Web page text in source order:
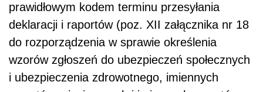
prawidłowym kodem terminu przesyłania
deklaracji i raportów (poz. XII załącznika nr 18
do rozporządzenia w sprawie określenia
wzorów zgłoszeń do ubezpieczeń społecznych
i ubezpieczenia zdrowotnego, imiennych